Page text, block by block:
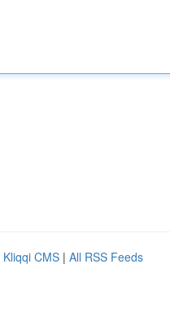
Kliqqi CMS | All RSS Feeds